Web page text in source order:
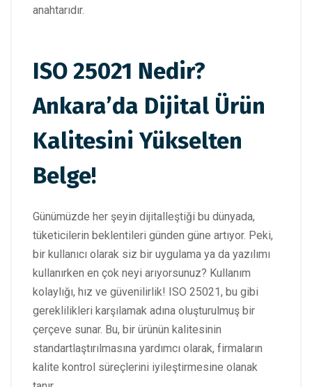
anahtarıdır.
ISO 25021 Nedir?
Ankara’da Dijital Ürün
Kalitesini Yükselten
Belge!
Günümüzde her şeyin dijitalleştiği bu dünyada,
tüketicilerin beklentileri günden güne artıyor. Peki,
bir kullanıcı olarak siz bir uygulama ya da yazılımı
kullanırken en çok neyi arıyorsunuz? Kullanım
kolaylığı, hız ve güvenilirlik! ISO 25021, bu gibi
gereklilikleri karşılamak adına oluşturulmuş bir
çerçeve sunar. Bu, bir ürünün kalitesinin
standartlaştırılmasına yardımcı olarak, firmaların
kalite kontrol süreçlerini iyileştirmesine olanak